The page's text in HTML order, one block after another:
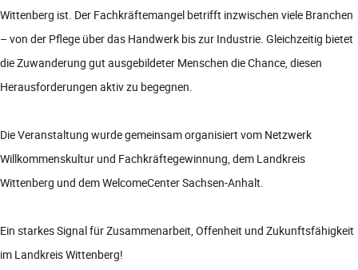
Wittenberg ist. Der Fachkräftemangel betrifft inzwischen viele Branchen
– von der Pflege über das Handwerk bis zur Industrie. Gleichzeitig bietet
die Zuwanderung gut ausgebildeter Menschen die Chance, diesen
Herausforderungen aktiv zu begegnen.
Die Veranstaltung wurde gemeinsam organisiert vom Netzwerk
Willkommenskultur und Fachkräftegewinnung, dem Landkreis
Wittenberg und dem WelcomeCenter Sachsen-Anhalt.
Ein starkes Signal für Zusammenarbeit, Offenheit und Zukunftsfähigkeit
im Landkreis Wittenberg!